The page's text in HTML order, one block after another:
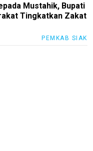
Mustahik, Bupati
Tingkatkan Zakat
PEMKAB SIAK